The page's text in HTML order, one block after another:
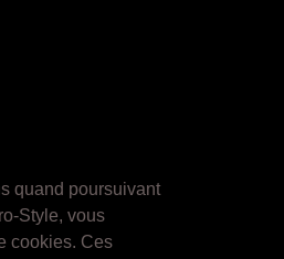
quand poursuivant
Style, vous
cookies. Ces